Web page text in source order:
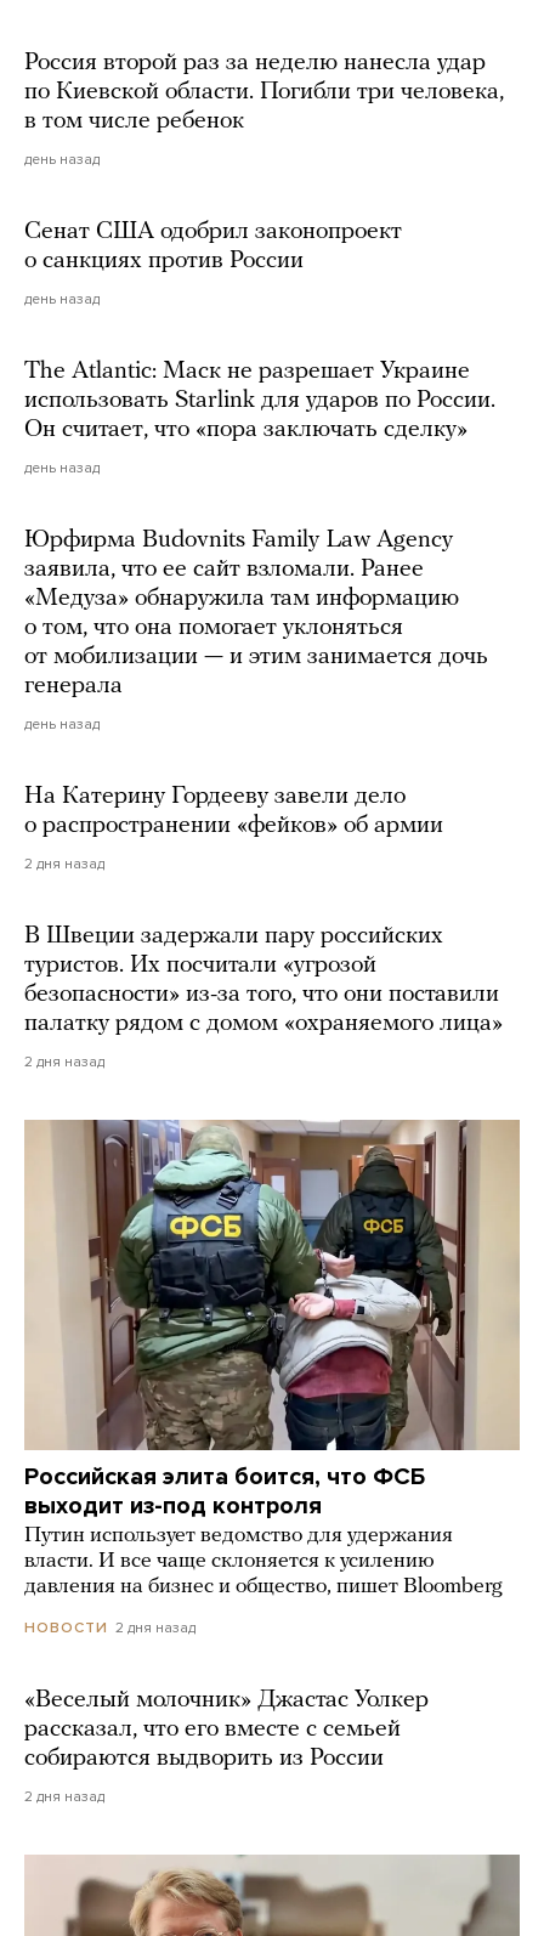
Россия второй раз за неделю нанесла удар
по Киевской области. Погибли три человека,
в том числе ребенок
день назад
Сенат США одобрил законопроект
о санкциях против России
день назад
The Atlantic: Маск не разрешает Украине
использовать Starlink для ударов по России.
Он считает, что «пора заключать сделку»
день назад
Юрфирма Budovnits Family Law Agency
заявила, что ее сайт взломали. Ранее
«Медуза» обнаружила там информацию
о том, что она помогает уклоняться
от мобилизации — и этим занимается дочь
генерала
день назад
На Катерину Гордееву завели дело
о распространении «фейков» об армии
2 дня назад
В Швеции задержали пару российских
туристов. Их посчитали «угрозой
безопасности» из-за того, что они поставили
палатку рядом с домом «охраняемого лица»
2 дня назад
Российская элита боится, что ФСБ
выходит из-под контроля
Путин использует ведомство для удержания
власти. И все чаще склоняется к усилению
давления на бизнес и общество, пишет Bloomberg
НОВОСТИ 2 дня назад
«Веселый молочник» Джастас Уолкер
рассказал, что его вместе с семьей
собираются выдворить из России
2 дня назад